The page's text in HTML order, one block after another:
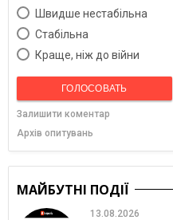
Швидше нестабільна
Cтабільна
Краще, ніж до війни
ГОЛОСОВАТЬ
Залишити коментар
Архів опитувань
МАЙБУТНІ ПОДІЇ
13.08.2026